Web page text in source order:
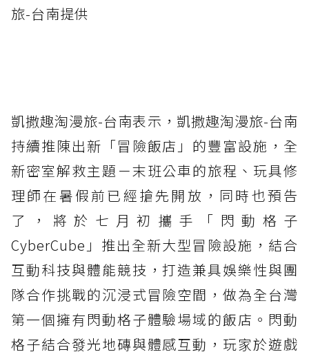
旅-台南提供
凱撒趣淘漫旅-台南表示，凱撒趣淘漫旅-台南
持續推陳出新「冒險飯店」的豐富設施，全
新密室解救主題－末班公車的旅程、玩具修
理師在暑假前已經搶先開放，同時也預告
了，將於七月初攜手「閃動格子
CyberCube」推出全新大型冒險設施，結合
互動科技與體能競技，打造兼具娛樂性與團
隊合作挑戰的沉浸式冒險空間，做為全台灣
第一個擁有閃動格子體驗場域的飯店。閃動
格子結合發光地磚與體感互動，玩家於遊戲